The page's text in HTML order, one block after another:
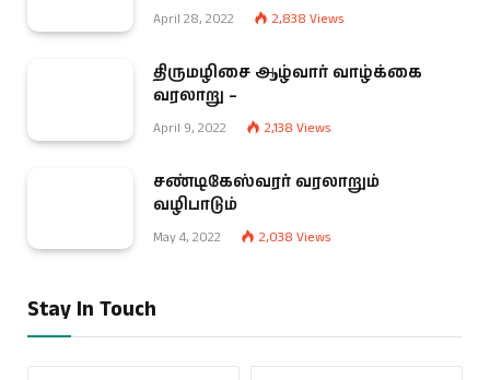
April 28, 2022 2,838 Views
திருமழிசை ஆழ்வார் வாழ்க்கை
வரலாறு –
April 9, 2022 2,138 Views
சண்டிகேஸ்வரர் வரலாறும்
வழிபாடும்
May 4, 2022 2,038 Views
Stay In Touch